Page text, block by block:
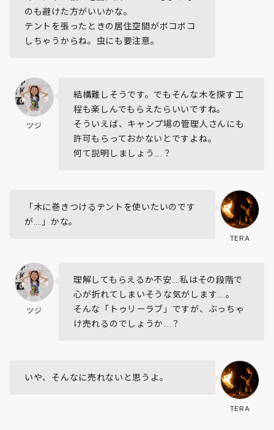
のも避けた方がいいかな。
テントを張ったときの居住空間がボコボコ
しちゃうからね。虫にも要注意。
ツジ
結構難しそうです。でもそんな木を探す工
程も楽しんでもらえたらいいですね。
そういえば、キャンプ場の管理人さんにも
許可もらっておかないとですよね。
何て説明しましょう….？
TERA
「木に巻きつけるテントを使いたいのです
が….」かな。
ツジ
理解してもらえるか不安….私はその段階で
心が折れてしまいそうな気がします….。
そんな「トゥリーラブ」ですが、ぶっちゃ
け売れるのでしょうか….？
TERA
いや、そんなに売れないと思うよ。